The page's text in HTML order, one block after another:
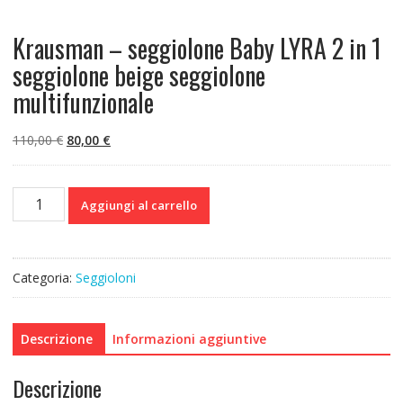
Krausman – seggiolone Baby LYRA 2 in 1
seggiolone beige seggiolone
multifunzionale
110,00€ Il
era:
110,00 €.
80,00 €Il
80,00 €.
Krausman
Baby
LYRA
2
seggiolone
seggiolone
Aggiungi al carrello
Categoria: Seggioloni
Descrizione Informazioni aggiuntive
Descrizione